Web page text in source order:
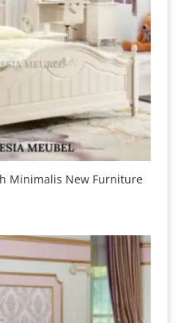
Minimalis New Furniture